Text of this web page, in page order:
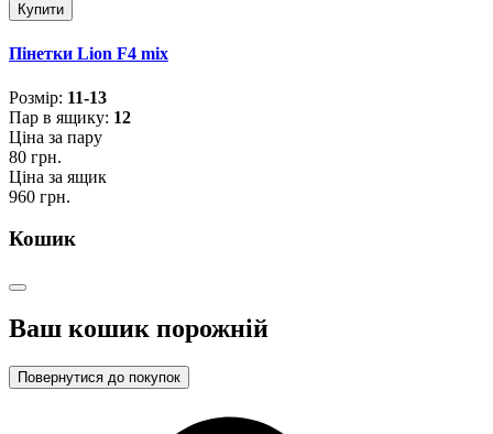
Купити
Пінетки Lion F4 mix
Розмiр: 11-13
Пар в ящику: 12
Ціна за пару
80 грн.
Ціна за ящик
960 грн.
Кошик
Ваш кошик порожній
Повернутися до покупок